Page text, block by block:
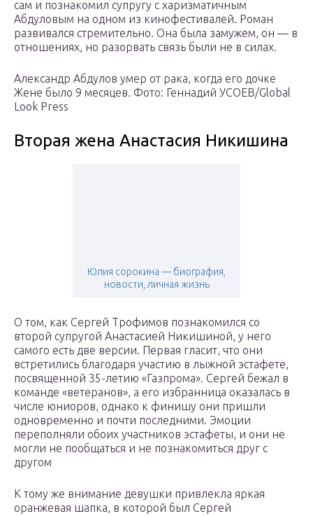
сам и познакомил супругу с харизматичным
Абдуловым на одном из кинофестивалей. Роман
развивался стремительно. Она была замужем, он — в
отношениях, но разорвать связь были не в силах.
Александр Абдулов умер от рака, когда его дочке
Жене было 9 месяцев. Фото: Геннадий УСОЕВ/Global
Look Press
Вторая жена Анастасия Никишина
Юлия сорокина — биография,
новости, личная жизнь
О том, как Сергей Трофимов познакомился со
второй супругой Анастасией Никишиной, у него
самого есть две версии. Первая гласит, что они
встретились благодаря участию в лыжной эстафете,
посвященной 35-летию «Газпрома». Сергей бежал в
команде «ветеранов», а его избранница оказалась в
числе юниоров, однако к финишу они пришли
одновременно и почти последними. Эмоции
переполняли обоих участников эстафеты, и они не
могли не пообщаться и не познакомиться друг с
другом
К тому же внимание девушки привлекла яркая
оранжевая шапка, в которой был Сергей